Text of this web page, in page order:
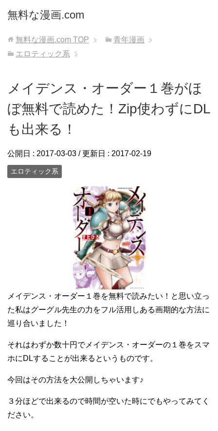
無料な漫画.com
無料な漫画.com TOP
青年漫画
エロティック系
メイデンス・オーダー１巻がほ
ぼ無料で読めた！Zip使わずにDL
も出来る！
公開日 : 2017-03-03 / 更新日 : 2017-02-19
エロティック系
メイデンス・オーダー１巻を無料で読みたい！と思い立っ
た私はグーグル先生の力をフル活用しある画期的な方法に
巡り合いました！
それはわずか数十円でメイデンス・オーダーの１巻をスマ
ホにDLすることが出来るというものです。
今回はその方法を大公開しちゃいます♪
３分ほどで出来るので時間が空いた時にでもやってみてく
ださい。